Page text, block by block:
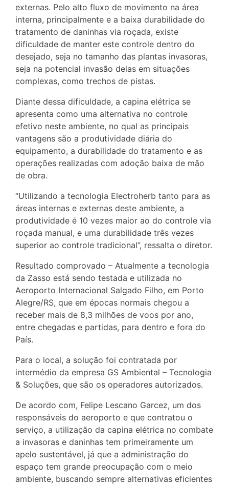
externas. Pelo alto fluxo de movimento na área
interna, principalmente e a baixa durabilidade do
tratamento de daninhas via roçada, existe
dificuldade de manter este controle dentro do
desejado, seja no tamanho das plantas invasoras,
seja na potencial invasão delas em situações
complexas, como trechos de pistas.
Diante dessa dificuldade, a capina elétrica se
apresenta como uma alternativa no controle
efetivo neste ambiente, no qual as principais
vantagens são a produtividade diária do
equipamento, a durabilidade do tratamento e as
operações realizadas com adoção baixa de mão
de obra.
“Utilizando a tecnologia Electroherb tanto para as
áreas internas e externas deste ambiente, a
produtividade é 10 vezes maior ao do controle via
roçada manual, e uma durabilidade três vezes
superior ao controle tradicional”, ressalta o diretor.
Resultado comprovado – Atualmente a tecnologia
da Zasso está sendo testada e utilizada no
Aeroporto Internacional Salgado Filho, em Porto
Alegre/RS, que em épocas normais chegou a
receber mais de 8,3 milhões de voos por ano,
entre chegadas e partidas, para dentro e fora do
País.
Para o local, a solução foi contratada por
intermédio da empresa GS Ambiental – Tecnologia
& Soluções, que são os operadores autorizados.
De acordo com, Felipe Lescano Garcez, um dos
responsáveis do aeroporto e que contratou o
serviço, a utilização da capina elétrica no combate
a invasoras e daninhas tem primeiramente um
apelo sustentável, já que a administração do
espaço tem grande preocupação com o meio
ambiente, buscando sempre alternativas eficientes